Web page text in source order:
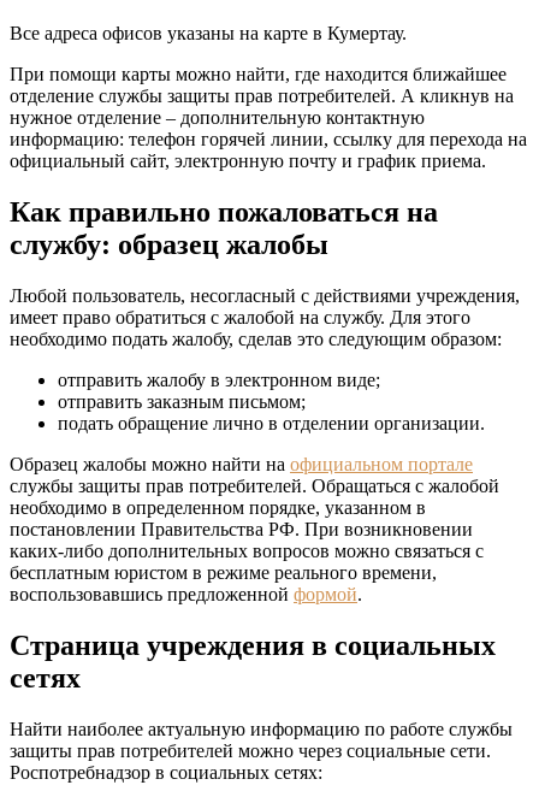
Все адреса офисов указаны на карте в Кумертау.
При помощи карты можно найти, где находится ближайшее
отделение службы защиты прав потребителей. А кликнув на
нужное отделение – дополнительную контактную
информацию: телефон горячей линии, ссылку для перехода на
официальный сайт, электронную почту и график приема.
Как правильно пожаловаться на
службу: образец жалобы
Любой пользователь, несогласный с действиями учреждения,
имеет право обратиться с жалобой на службу. Для этого
необходимо подать жалобу, сделав это следующим образом:
отправить жалобу в электронном виде;
отправить заказным письмом;
подать обращение лично в отделении организации.
Образец жалобы можно найти на официальном портале
службы защиты прав потребителей. Обращаться с жалобой
необходимо в определенном порядке, указанном в
постановлении Правительства РФ. При возникновении
каких-либо дополнительных вопросов можно связаться с
бесплатным юристом в режиме реального времени,
воспользовавшись предложенной формой.
Страница учреждения в социальных
сетях
Найти наиболее актуальную информацию по работе службы
защиты прав потребителей можно через социальные сети.
Роспотребнадзор в социальных сетях: